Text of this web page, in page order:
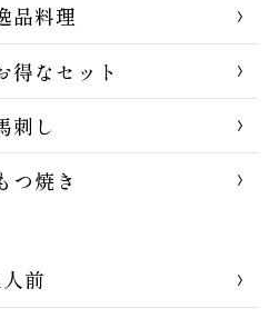
品料理
得なセット
刺し
つ焼き
前